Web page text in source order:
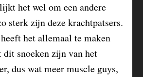
het wel om een andere
sterk zijn deze krachtpatsers.
het allemaal te maken
snoeken zijn van het
dus wat meer muscle guys,